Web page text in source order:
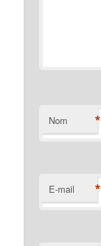
Nom *
E-mail *